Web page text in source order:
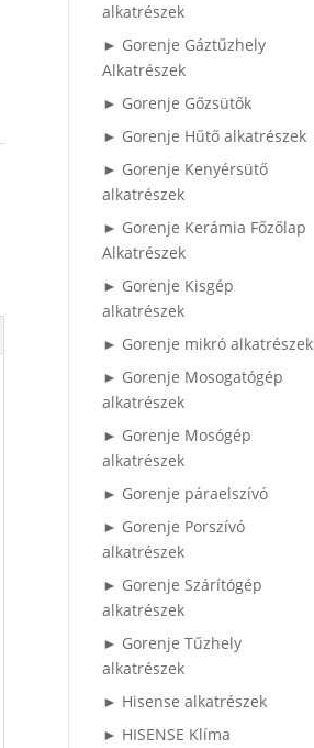
alkatrészek
► Gorenje Gáztűzhely
Alkatrészek
► Gorenje Gőzsütők
► Gorenje Hűtő alkatrészek
► Gorenje Kenyérsütő
alkatrészek
► Gorenje Kerámia Főzőlap
Alkatrészek
► Gorenje Kisgép
alkatrészek
► Gorenje mikró alkatrészek
► Gorenje Mosogatógép
alkatrészek
► Gorenje Mosógép
alkatrészek
► Gorenje páraelszívó
► Gorenje Porszívó
alkatrészek
► Gorenje Szárítógép
alkatrészek
► Gorenje Tűzhely
alkatrészek
► Hisense alkatrészek
► HISENSE Klíma